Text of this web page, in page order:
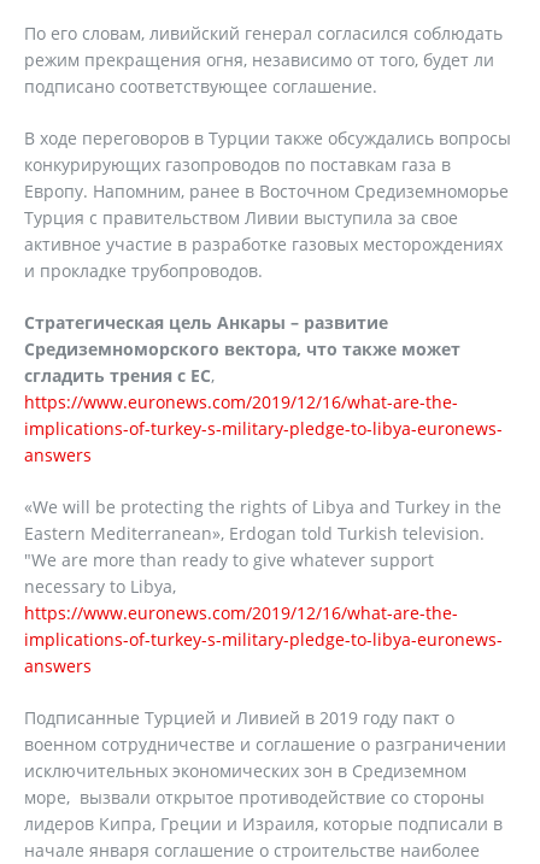
По его словам, ливийский генерал согласился соблюдать
режим прекращения огня, независимо от того, будет ли
подписано соответствующее соглашение.
В ходе переговоров в Турции также обсуждались вопросы
конкурирующих газопроводов по поставкам газа в
Европу. Напомним, ранее в Восточном Средиземноморье
Турция с правительством Ливии выступила за свое
активное участие в разработке газовых месторождениях
и прокладке трубопроводов.
Стратегическая цель Анкары – развитие
Средиземноморского вектора, что также может
сгладить трения с ЕС,
https://www.euronews.com/2019/12/16/what-are-the-
implications-of-turkey-s-military-pledge-to-libya-euronews-
answers
«We will be protecting the rights of Libya and Turkey in the
Eastern Mediterranean», Erdogan told Turkish television.
"We are more than ready to give whatever support
necessary to Libya,
https://www.euronews.com/2019/12/16/what-are-the-
implications-of-turkey-s-military-pledge-to-libya-euronews-
answers
Подписанные Турцией и Ливией в 2019 году пакт о
военном сотрудничестве и соглашение о разграничении
исключительных экономических зон в Средиземном
море, вызвали открытое противодействие со стороны
лидеров Кипра, Греции и Израиля, которые подписали в
начале января соглашение о строительстве наиболее